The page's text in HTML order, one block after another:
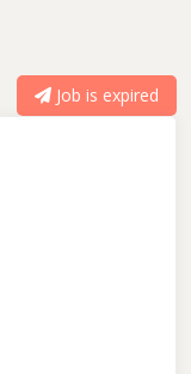
Job is expired